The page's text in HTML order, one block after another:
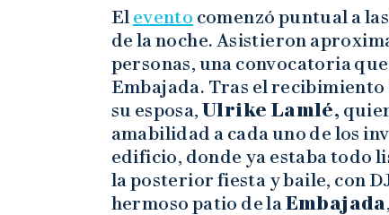
El evento comenzó puntual a
de la noche. Asistieron
personas, una convocatoria
Embajada. Tras el recibimiento
su esposa,Ulrike Lamlé,
amabilidad a cada uno de los
edificio, donde ya estaba todo
la posterior fiesta y baile, con
hermoso patio de laEmbajada